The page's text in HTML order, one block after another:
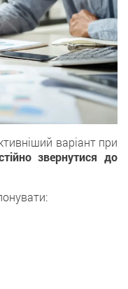
варіант при
звернутися до